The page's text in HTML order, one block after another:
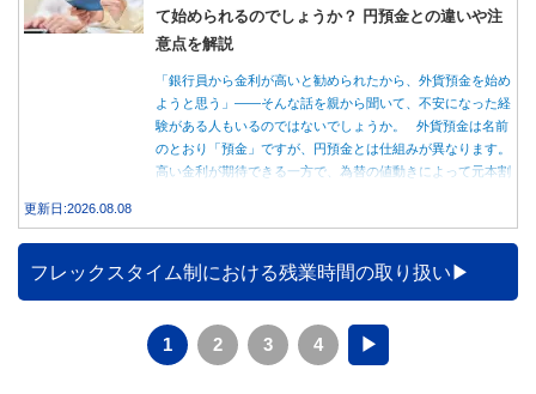
て始められるのでしょうか？ 円預金との違いや注
意点を解説
「銀行員から金利が高いと勧められたから、外貨預金を始め
ようと思う」――そんな話を親から聞いて、不安になった経
験がある人もいるのではないでしょうか。 外貨預金は名前
のとおり「預金」ですが、円預金とは仕組みが異なります。
高い金利が期待できる一方で、為替の値動きによって元本割
更新日:2026.08.08
フレックスタイム制における残業時間の取り扱い
1 2 3 4 ▶